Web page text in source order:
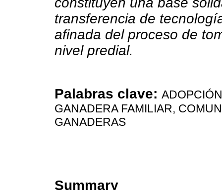
transferencia de
afinada del proceso de
nivel predial.
Palabras clave:
GANADERA FAMILIAR,
GANADERAS
Summary